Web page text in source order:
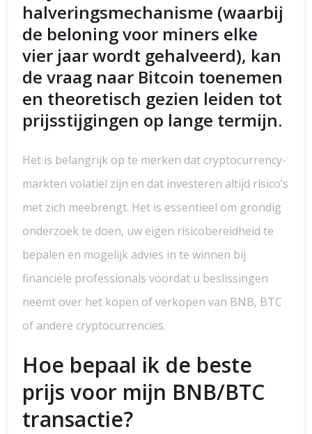
halveringsmechanisme (waarbij
de beloning voor miners elke
vier jaar wordt gehalveerd), kan
de vraag naar Bitcoin toenemen
en theoretisch gezien leiden tot
prijsstijgingen op lange termijn.
Het is belangrijk op te merken dat cryptocurrency-
markten volatiel zijn en dat investeren altijd risico’s
met zich meebrengt. Het is essentieel om grondig
onderzoek te doen, uw eigen risicobereidheid te
bepalen en mogelijk advies in te winnen bij
financiële professionals voordat u beslissingen
neemt over het kopen of verkopen van BNB, BTC
of andere cryptocurrencies.
Hoe bepaal ik de beste
prijs voor mijn BNB/BTC
transactie?